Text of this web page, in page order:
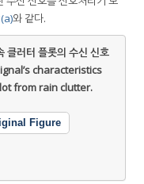
와 같다.
클러터 플롯의 수신 신호
characteristics
from rain clutter.
Figure